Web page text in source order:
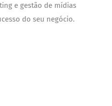
e gestão de mídias
do seu negócio.